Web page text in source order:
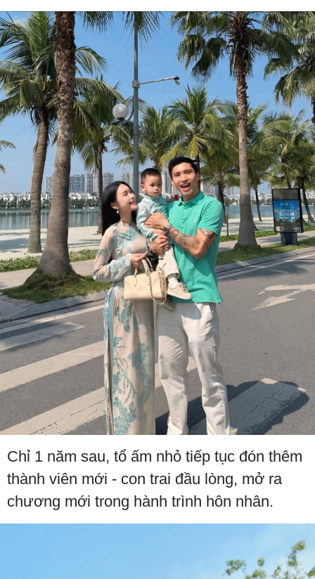
Chỉ 1 năm sau, tổ ấm nhỏ tiếp tục đón thêm
thành viên mới - con trai đầu lòng, mở ra
chương mới trong hành trình hôn nhân.